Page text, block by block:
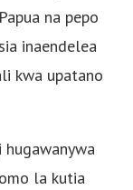
na pepo
inaendelea
kwa upatano
hugawanywa
la kutia